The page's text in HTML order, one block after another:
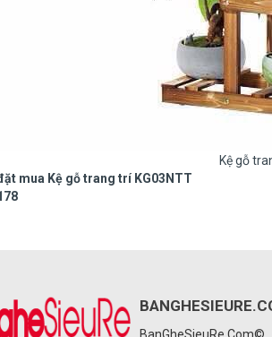
Kệ gỗ
mua Kệ gỗ trang trí KG03NTT
BanGheSieuRe.Com©